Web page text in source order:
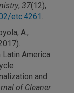
, 37(12),
etc.4261 .
A.,
America
and
of Cleaner